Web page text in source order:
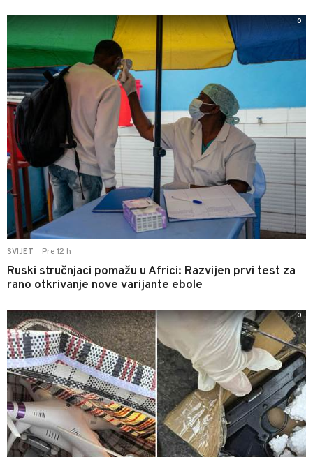
SVIJET Pre 12 h
Ruski stručnjaci pomažu u Africi: Razvijen prvi test za
rano otkrivanje nove varijante ebole
0
0